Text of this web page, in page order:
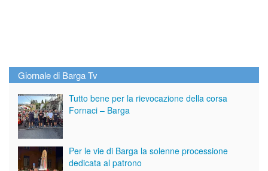
Giornale di Barga Tv
Tutto bene per la rievocazione della corsa
Fornaci – Barga
Per le vie di Barga la solenne processione
dedicata al patrono